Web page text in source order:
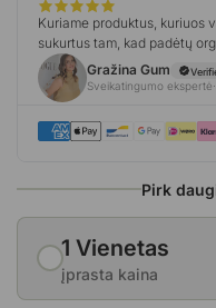
Pirk
1 Vienetas
įprasta kaina